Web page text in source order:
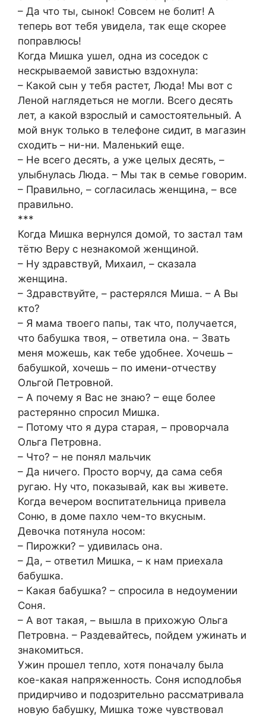
– Да что ты, сынок! Совсем не болит! А
теперь вот тебя увидела, так еще скорее
поправлюсь!
Когда Мишка ушел, одна из соседок с
нескрываемой завистью вздохнула:
– Какой сын у тебя растет, Люда! Мы вот с
Леной наглядеться не могли. Всего десять
лет, а какой взрослый и самостоятельный. А
мой внук только в телефоне сидит, в магазин
сходить – ни-ни. Маленький еще.
– Не всего десять, а уже целых десять, –
улыбнулась Люда. – Мы так в семье говорим.
– Правильно, – согласилась женщина, – все
правильно.
***
Когда Мишка вернулся домой, то застал там
тётю Веру с незнакомой женщиной.
– Ну здравствуй, Михаил, – сказала
женщина.
– Здравствуйте, – растерялся Миша. – А Вы
кто?
– Я мама твоего папы, так что, получается,
что бабушка твоя, – ответила она. – Звать
меня можешь, как тебе удобнее. Хочешь –
бабушкой, хочешь – по имени-отчеству
Ольгой Петровной.
– А почему я Вас не знаю? – еще более
растерянно спросил Мишка.
– Потому что я дура старая, – проворчала
Ольга Петровна.
– Что? – не понял мальчик
– Да ничего. Просто ворчу, да сама себя
ругаю. Ну что, показывай, как вы живете.
Когда вечером воспитательница привела
Соню, в доме пахло чем-то вкусным.
Девочка потянула носом:
– Пирожки? – удивилась она.
– Да, – ответил Мишка, – к нам приехала
бабушка.
– Какая бабушка? – спросила в недоумении
Соня.
– А вот такая, – вышла в прихожую Ольга
Петровна. – Раздевайтесь, пойдем ужинать и
знакомиться.
Ужин прошел тепло, хотя поначалу была
кое-какая напряженность. Соня исподлобья
придирчиво и подозрительно рассматривала
новую бабушку, Мишка тоже чувствовал